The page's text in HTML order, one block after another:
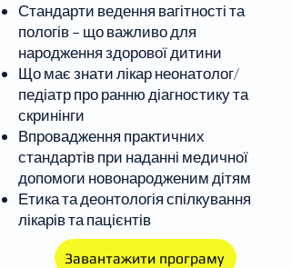
Стандарти ведення вагітності та
пологів – що важливо для
народження здорової дитини
Що має знати лікар неонатолог/
педіатр про ранню діагностику та
скринінги
Впровадження практичних
стандартів при наданні медичної
допомоги новонародженим дітям
Етика та деонтологія спілкування
лікарів та пацієнтів
Завантажити програму